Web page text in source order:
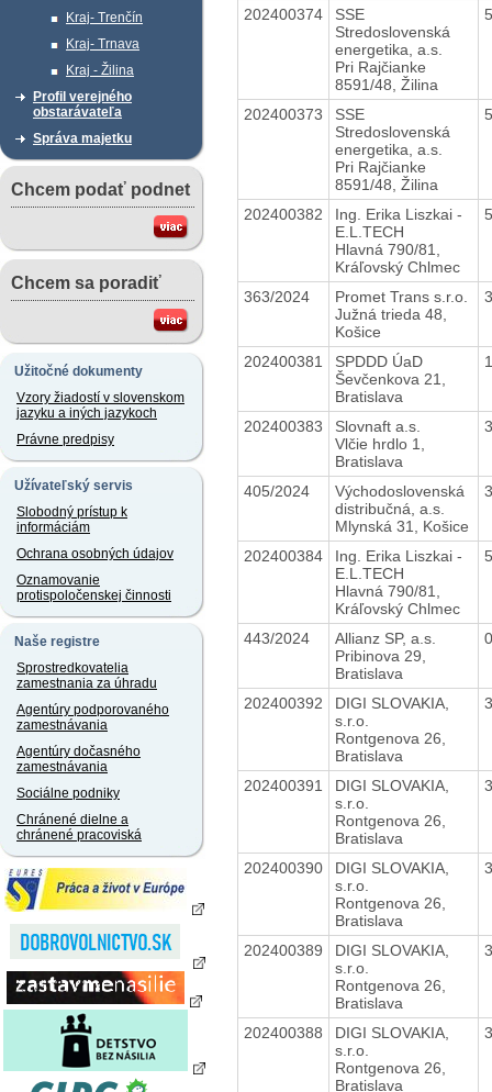
Kraj- Trenčín
Kraj- Trnava
Kraj - Žilina
Profil verejného
obstarávateľa
Správa majetku
Chcem podať podnet
Chcem sa poradiť
Užitočné dokumenty
Vzory žiadostí v slovenskom
jazyku a iných jazykoch
Právne predpisy
Užívateľský servis
Slobodný prístup k
informáciám
Ochrana osobných údajov
Oznamovanie
protispoločenskej činnosti
Naše registre
Sprostredkovatelia
zamestnania za úhradu
Agentúry podporovaného
zamestnávania
Agentúry dočasného
zamestnávania
Sociálne podniky
Chránené dielne a
chránené pracoviská
202400374
SSE
Stredoslovenská
energetika, a.s.
Pri Rajčianke
8591/48, Žilina
202400373
SSE
Stredoslovenská
energetika, a.s.
Pri Rajčianke
8591/48, Žilina
202400382
Ing. Erika Liszkai -
E.L.TECH
Hlavná 790/81,
Kráľovský Chlmec
363/2024
Promet Trans s.r.o.
Južná trieda 48,
Košice
202400381
SPDDD ÚaD
Ševčenkova 21,
Bratislava
202400383
Slovnaft a.s.
Vlčie hrdlo 1,
Bratislava
405/2024
Východoslovenská
distribučná, a.s.
Mlynská 31, Košice
202400384
Ing. Erika Liszkai -
E.L.TECH
Hlavná 790/81,
Kráľovský Chlmec
443/2024
Allianz SP, a.s.
Pribinova 29,
Bratislava
202400392
DIGI SLOVAKIA,
s.r.o.
Rontgenova 26,
Bratislava
202400391
DIGI SLOVAKIA,
s.r.o.
Rontgenova 26,
Bratislava
202400390
DIGI SLOVAKIA,
s.r.o.
Rontgenova 26,
Bratislava
202400389
DIGI SLOVAKIA,
s.r.o.
Rontgenova 26,
Bratislava
202400388
DIGI SLOVAKIA,
s.r.o.
Rontgenova 26,
Bratislava